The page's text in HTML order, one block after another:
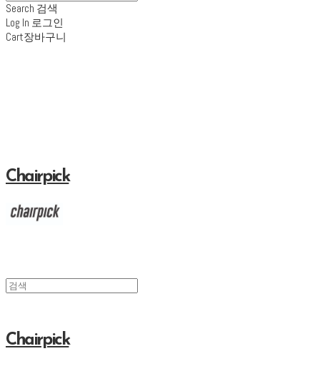
Search 검색
Log In 로그인
Cart장바구니
Chairpick
Chairpick